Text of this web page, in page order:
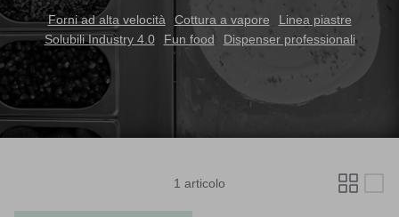
Novità 2026 Solubili Industry 4.0
News ed eventi
Forni ad alta velocità Cottura a vapore
Linea piastre
Solubili Industry 4.0
Fun food Dispenser professionali
1 articolo